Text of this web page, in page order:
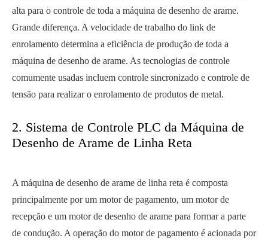
alta para o controle de toda a máquina de desenho de arame.
Grande diferença. A velocidade de trabalho do link de
enrolamento determina a eficiência de produção de toda a
máquina de desenho de arame. As tecnologias de controle
comumente usadas incluem controle sincronizado e controle de
tensão para realizar o enrolamento de produtos de metal.
2. Sistema de Controle PLC da Máquina de
Desenho de Arame de Linha Reta
A máquina de desenho de arame de linha reta é composta
principalmente por um motor de pagamento, um motor de
recepção e um motor de desenho de arame para formar a parte
de condução. A operação do motor de pagamento é acionada por